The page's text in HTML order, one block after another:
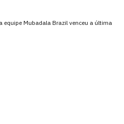
equipe Mubadala Brazil venceu a última